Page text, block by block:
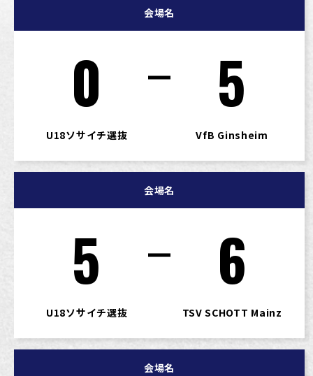
会場名
0
U18ソサイチ選抜
5
VfB Ginsheim
会場名
5
U18ソサイチ選抜
6
TSV SCHOTT Mainz
会場名